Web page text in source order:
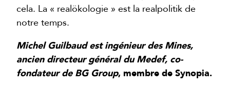
cela. La « realökologie » est la realpolitik de
notre temps.
Michel Guilbaud est ingénieur des Mines,
ancien directeur général du Medef, co-
fondateur de BG Group, membre de Synopia.